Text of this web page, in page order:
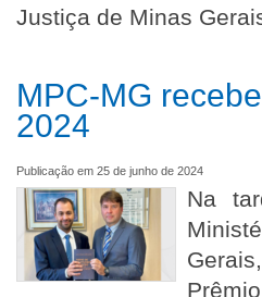
Justiça de Minas
MPC-MG
2024
Publicação em 25 de junho de 2024
Na